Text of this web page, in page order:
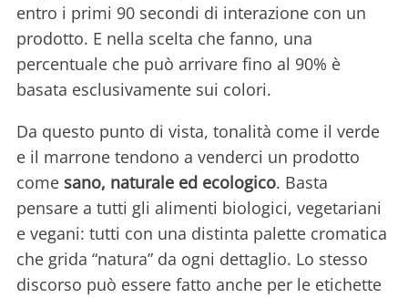
entro i primi 90 secondi di interazione con un
prodotto. E nella scelta che fanno, una
percentuale che può arrivare fino al 90% è
basata esclusivamente sui colori.
Da questo punto di vista, tonalità come il verde
e il marrone tendono a venderci un prodotto
come sano, naturale ed ecologico. Basta
pensare a tutti gli alimenti biologici, vegetariani
e vegani: tutti con una distinta palette cromatica
che grida “natura” da ogni dettaglio. Lo stesso
discorso può essere fatto anche per le etichette